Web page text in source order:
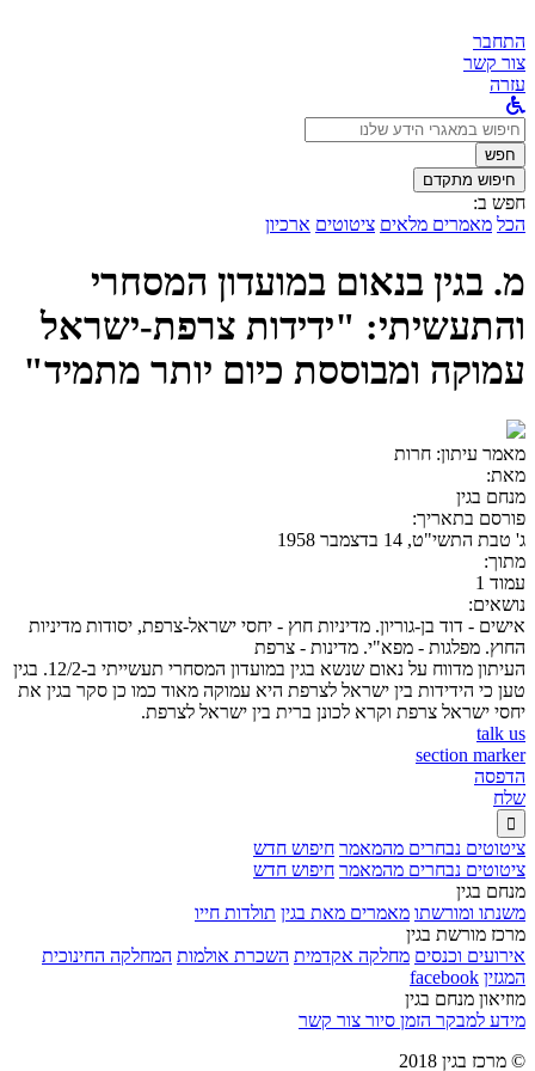
התחבר
צור קשר
עזרה
לחפש
ב:חפש
חיפוש מתקדם
חפש ב:
הכל מאמרים מלאים ציטוטים ארכיון
מ. בגין בנאום במועדון המסחרי
והתעשיתי: "ידידות צרפת-ישראל
עמוקה ומבוססת כיום יותר מתמיד"
מאמר עיתון: חרות
מאת:
מנחם בגין
פורסם בתאריך:
ג' טבת התשי"ט, 14 בדצמבר 1958
מתוך:
עמוד 1
נושאים:
אישים - דוד בן-גוריון. מדיניות חוץ - יחסי ישראל-צרפת, יסודות מדיניות
החוץ. מפלגות - מפא"י. מדינות - צרפת
העיתון מדווח על נאום שנשא בגין במועדון המסחרי תעשייתי ב-12/2. בגין
טען כי הידידות בין ישראל לצרפת היא עמוקה מאוד כמו כן סקר בגין את
יחסי ישראל צרפת וקרא לכונן ברית בין ישראל לצרפת.
talk us
section marker
הדפסה
שלח

ציטוטים נבחרים מהמאמר חיפוש חדש
ציטוטים נבחרים מהמאמר חיפוש חדש
מנחם בגין
משנתו ומורשתו מאמרים מאת בגין תולדות חייו
מרכז מורשת בגין
אירועים וכנסים מחלקה אקדמית השכרת אולמות המחלקה החינוכית
המגזין facebook
מוזיאון מנחם בגין
מידע למבקר הזמן סיור צור קשר
© מרכז בגין 2018